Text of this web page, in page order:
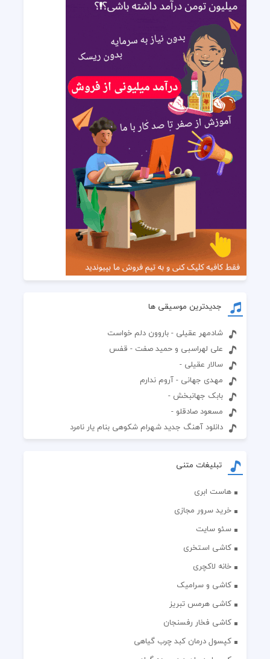
جدیدترین موسیقی ها
شادمهر عقیلی - باروون دلم خواست
علی لهراسبی و حمید صفت - قفس
سالار عقیلی -
مهدی جهانی - آروم ندارم
بابک جهانبخش -
مسعود صادقلو -
دانلود آهنگ جدید شهرام شکوهی بنام یار نامرد
تبلیغات متنی
هاست ابری
خرید سرور مجازی
سئو سایت
کاشی استخری
خانه لاکچری
کاشی و سرامیک
کاشی هرمس تبریز
کاشی فخار رفسنجان
کپسول درمان کبد چرب گیاهی